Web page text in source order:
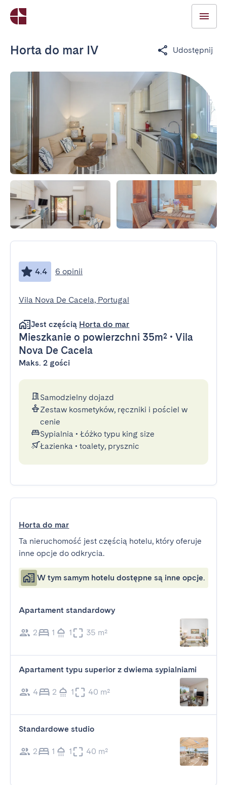
Horta do mar IV Udostępnij
4.4 6 opinii
Vila Nova De Cacela, Portugal
Jest częścią Horta do mar
Mieszkanie o powierzchni 35m² • Vila
Nova De Cacela
Maks. 2 gości
Samodzielny dojazd
Zestaw kosmetyków, ręczniki i pościel w
cenie
Sypialnia • Łóżko typu king size
Łazienka • toalety, prysznic
Horta do mar
Ta nieruchomość jest częścią hotelu, który oferuje
inne opcje do odkrycia.
W tym samym hotelu dostępne są inne opcje.
Apartament standardowy
2 1 1 35 m²
Apartament typu superior z dwiema sypialniami
4 2 1 40 m²
Standardowe studio
2 1 1 40 m²